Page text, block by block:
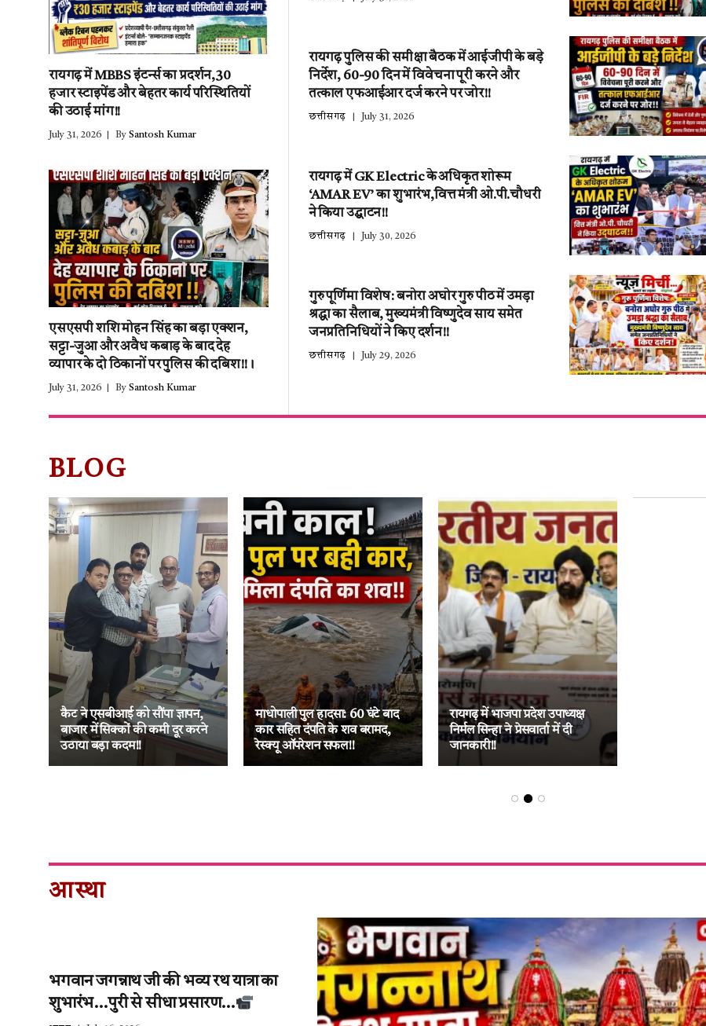
रायगढ़ में MBBS इंटर्न्स का प्रदर्शन,30
हजार स्टाइपेंड और बेहतर कार्य परिस्थितियों
की उठाई मांग!!
July 31, 2026 By Santosh Kumar
एसएसपी शशि मोहन सिंह का बड़ा एक्शन,
सट्टा-जुआ और अवैध कबाड़ के बाद देह
व्यापार के दो ठिकानों पर पुलिस की दबिश!!।
July 31, 2026 By Santosh Kumar
रायगढ़ पुलिस की समीक्षा बैठक में आईजीपी के बड़े
निर्देश, 60-90 दिन में विवेचना पूरी करने और
तत्काल एफआईआर दर्ज करने पर जोर!!
छत्तीसगढ़ July 31, 2026
रायगढ़ में GK Electric के अधिकृत शोरूम
‘AMAR EV’ का शुभारंभ,वित्त मंत्री ओ.पी.चौधरी
ने किया उद्घाटन!!
छत्तीसगढ़ July 30, 2026
गुरु पूर्णिमा विशेष: बनोरा अघोर गुरु पीठ में उमड़ा
श्रद्धा का सैलाब, मुख्यमंत्री विष्णुदेव साय समेत
जनप्रतिनिधियों ने किए दर्शन!!
छत्तीसगढ़ July 29, 2026
BLOG
कैट ने एसबीआई को सौंपा ज्ञापन,
बाजार में सिक्कों की कमी दूर करने
उठाया बड़ा कदम!!
माधोपाली पुल हादसा: 60 घंटे बाद
कार सहित दंपति के शव बरामद,
रेस्क्यू ऑपरेशन सफल!!
रायगढ़ में भाजपा प्रदेश उपाध्यक्ष
निर्मल सिन्हा ने प्रेसवार्ता में दी
जानकारी!!
आस्था
भगवान जगन्नाथ जी की भव्य रथ यात्रा का
शुभारंभ…पुरी से सीधा प्रसारण…